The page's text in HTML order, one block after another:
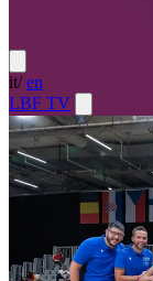
it/ en
LBF TV